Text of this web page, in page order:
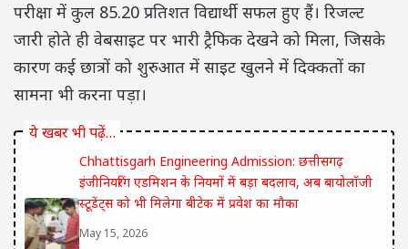
परीक्षा में कुल 85.20 प्रतिशत विद्यार्थी सफल हुए हैं। रिजल्ट
जारी होते ही वेबसाइट पर भारी ट्रैफिक देखने को मिला, जिसके
कारण कई छात्रों को शुरुआत में साइट खुलने में दिक्कतों का
सामना भी करना पड़ा।
ये खबर भी पढ़ें…
Chhattisgarh Engineering Admission: छत्तीसगढ़
इंजीनियरिंग एडमिशन के नियमों में बड़ा बदलाव, अब बायोलॉजी
स्टूडेंट्स को भी मिलेगा बीटेक में प्रवेश का मौका
May 15, 2026